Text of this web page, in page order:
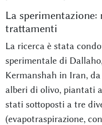
La
trattamenti
La ricerca è stata
sperimentale di
Kermanshah in Iran,
alberi di olivo, piantati
stati sottoposti a tre
(evapotraspirazione,